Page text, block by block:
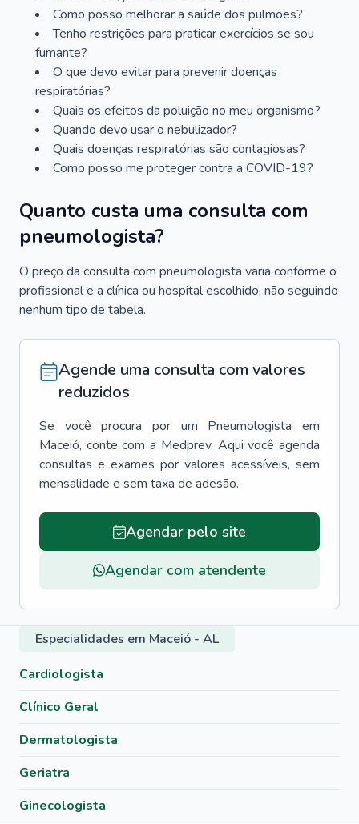
Como posso melhorar a saúde dos pulmões?
Tenho restrições para praticar exercícios se sou
fumante?
O que devo evitar para prevenir doenças
respiratórias?
Quais os efeitos da poluição no meu organismo?
Quando devo usar o nebulizador?
Quais doenças respiratórias são contagiosas?
Como posso me proteger contra a COVID-19?
Quanto custa uma consulta com
pneumologista?
O preço da consulta com pneumologista varia conforme o
profissional e a clínica ou hospital escolhido, não seguindo
nenhum tipo de tabela.
Agende uma consulta com valores
reduzidos
Se você procura por um Pneumologista
em
Maceió, conte com a Medprev. Aqui você agenda
consultas e exames por valores acessíveis, sem
mensalidade e sem taxa de adesão.
Agendar pelo site
Agendar com atendente
Especialidades em Maceió - AL
Cardiologista
Clínico Geral
Dermatologista
Geriatra
Ginecologista